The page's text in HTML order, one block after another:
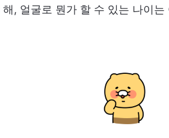
, 얼굴로 뭔가 할 수 있는 나이